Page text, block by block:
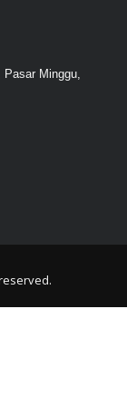
Minggu,